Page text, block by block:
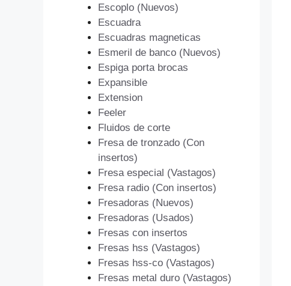
Escoplo (Nuevos)
Escuadra
Escuadras magneticas
Esmeril de banco (Nuevos)
Espiga porta brocas
Expansible
Extension
Feeler
Fluidos de corte
Fresa de tronzado (Con
insertos)
Fresa especial (Vastagos)
Fresa radio (Con insertos)
Fresadoras (Nuevos)
Fresadoras (Usados)
Fresas con insertos
Fresas hss (Vastagos)
Fresas hss-co (Vastagos)
Fresas metal duro (Vastagos)